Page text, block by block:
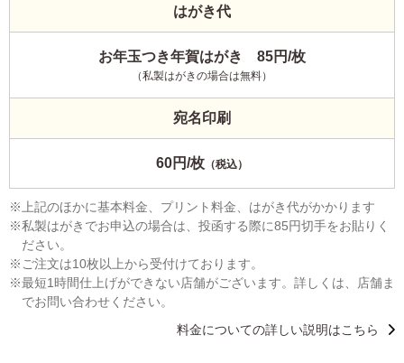
はがき代
お年玉つき年賀はがき 85円/枚
（私製はがきの場合は無料）
宛名印刷
60円/枚 （税込）
上記のほかに基本料金、プリント料金、はがき代がかかります
私製はがきでお申込の場合は、投函する際に85円切手をお貼りく
ださい。
ご注文は10枚以上から受付けております。
最短1時間仕上げができない店舗がございます。詳しくは、店舗ま
でお問い合わせください。
料金についての詳しい説明はこちら